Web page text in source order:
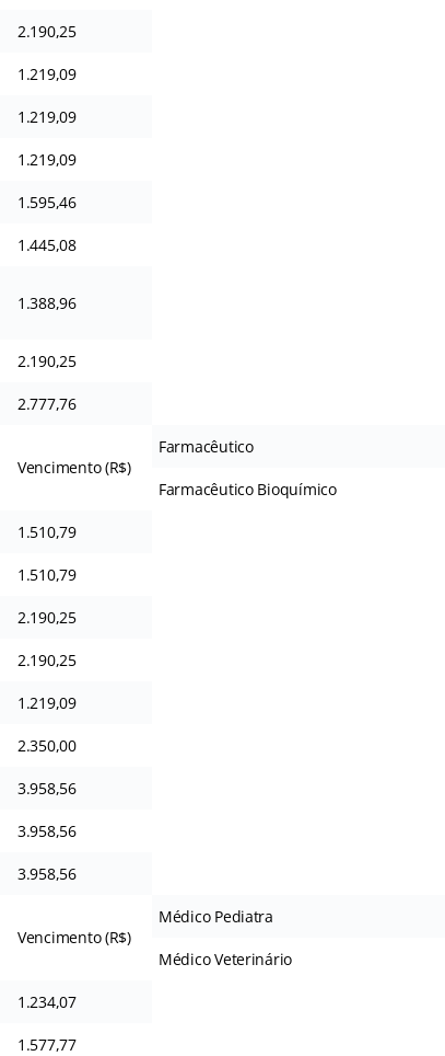
2.190,25
1.219,09
1.219,09
1.219,09
1.595,46
1.445,08
1.388,96
2.190,25
2.777,76
Vencimento (R$)
Farmacêutico
Farmacêutico Bioquímico
1.510,79
1.510,79
2.190,25
2.190,25
1.219,09
2.350,00
3.958,56
3.958,56
3.958,56
Vencimento (R$)
Médico Pediatra
Médico Veterinário
1.234,07
1.577,77